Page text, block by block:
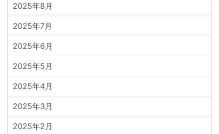
2025年8月
2025年7月
2025年6月
2025年5月
2025年4月
2025年3月
2025年2月